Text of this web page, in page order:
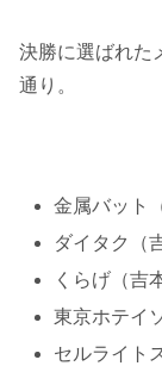
決勝に選ばれた
通り。
金属バット
ダイタク（
くらげ（吉
東京ホテイ
セルライト